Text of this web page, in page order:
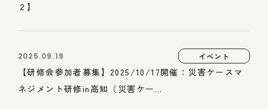
２】
2025.09.19 イベント
【研修会参加者募集】2025/10/17開催：災害ケースマ
ネジメント研修in高知（災害ケー...